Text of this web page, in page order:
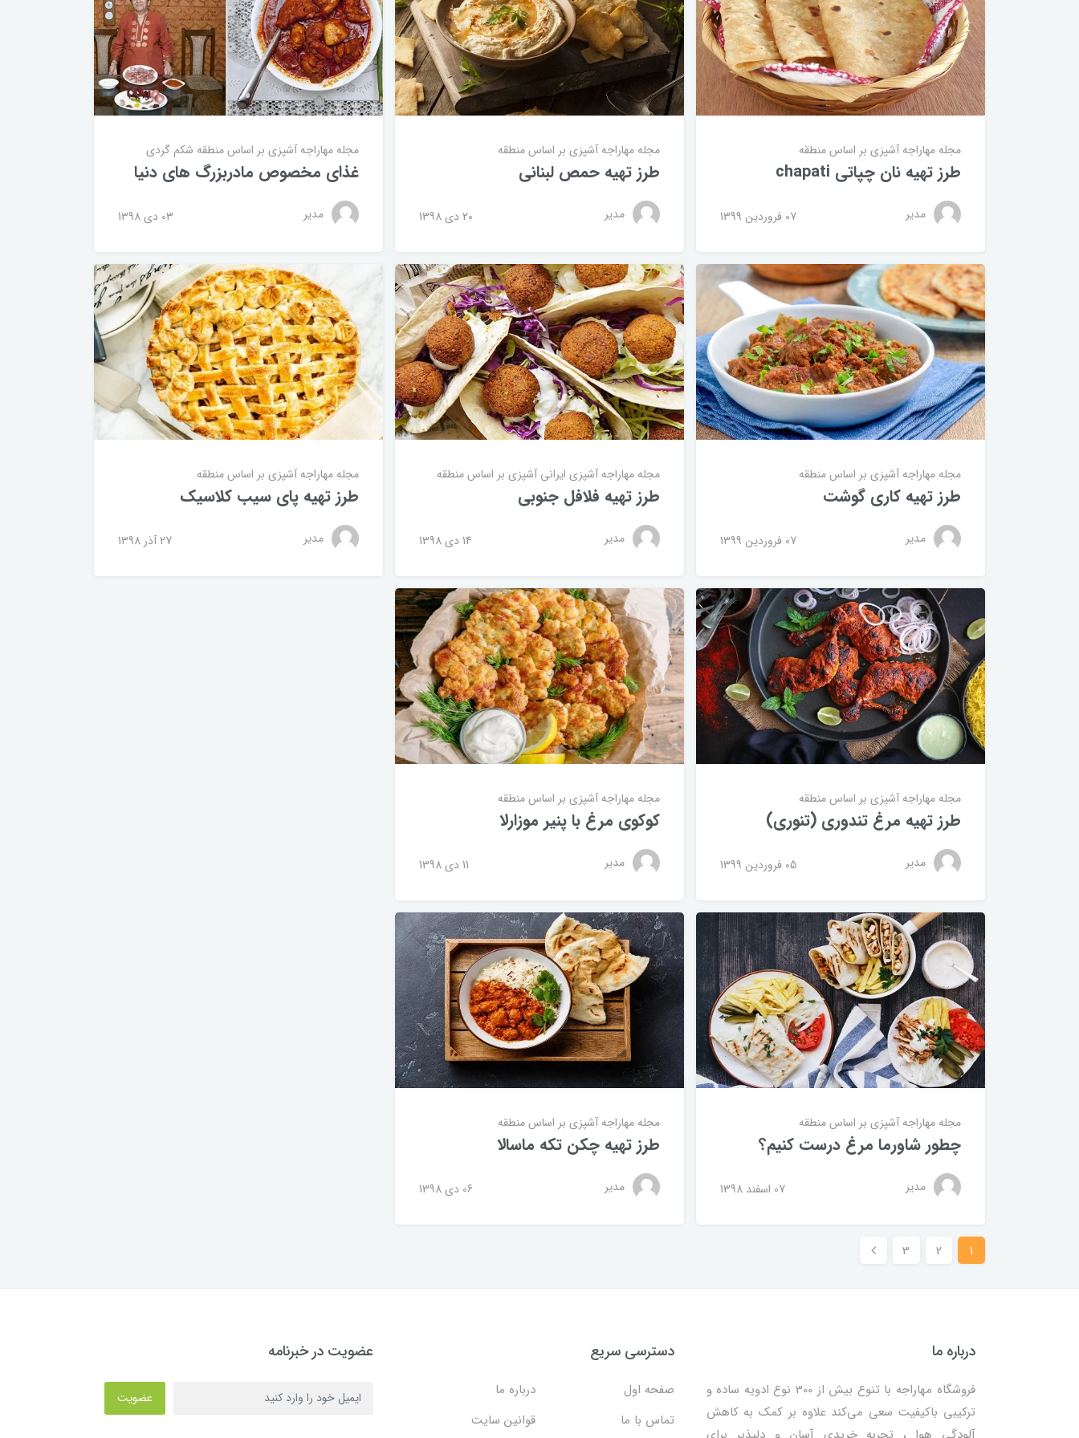
مجله مهاراجهآشپزی بر اساس منطقه
طرز تهیه نان چپاتی chapati
مدیر 07 فروردین 1399
مجله مهاراجهآشپزی بر اساس منطقه
طرز تهیه کاری گوشت
مدیر 07 فروردین 1399
مجله مهاراجهآشپزی بر اساس منطقه
طرز تهیه مرغ تندوری (تنوری)
مدیر 05 فروردین 1399
مجله مهاراجهآشپزی بر اساس منطقه
چطور شاورما مرغ درست کنیم؟
مدیر 07 اسفند 1398
مجله مهاراجهآشپزی بر اساس منطقه
طرز تهیه حمص لبنانی
مدیر 20 دی 1398
مجله مهاراجهآشپزی ایرانیآشپزی بر اساس منطقه
طرز تهیه فلافل جنوبی
مدیر 14 دی 1398
مجله مهاراجهآشپزی بر اساس منطقه
کوکوی مرغ با پنیر موزارلا
مدیر 11 دی 1398
مجله مهاراجهآشپزی بر اساس منطقه
طرز تهیه چکن تکه ماسالا
مدیر 06 دی 1398
مجله مهاراجهآشپزی بر اساس منطقه شکم گردی
غذای مخصوص مادربزرگ های دنیا
مدیر 03 دی 1398
مجله مهاراجهآشپزی بر اساس منطقه
طرز تهیه پای سیب کلاسیک
مدیر 27 آذر 1398
1
2
3
درباره ما
فروشگاه مهاراجه با تنوع بیش از 300 نوع ادویه ساده و
ترکیبی باکیفیت سعی می‌کند علاوه بر کمک به کاهش
دسترسی سریع
صفحه اول
درباره ما
تماس با ما
قوانین سایت
عضویت در خبرنامه
عضویت